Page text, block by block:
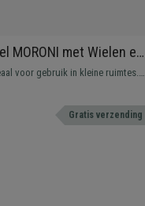
met Wielen en
geschikt Voor
voor gebruik in kleine ruimtes.
en een handig opbergvak.
Gratis verzending